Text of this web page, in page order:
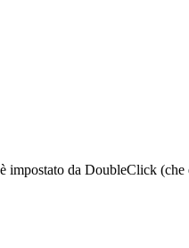
impostato da DoubleClick